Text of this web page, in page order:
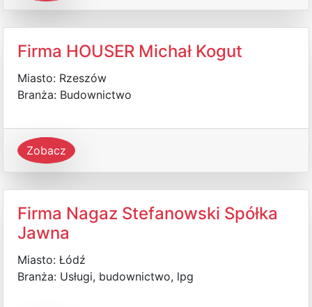
Firma HOUSER Michał Kogut
Miasto: Rzeszów
Branża: Budownictwo
Zobacz
Firma Nagaz Stefanowski Spółka
Jawna
Miasto: Łódź
Branża: Usługi, budownictwo, lpg